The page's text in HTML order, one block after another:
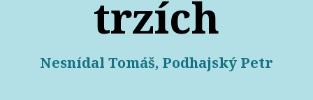
trzích
Nesnídal Tomáš, Podhajský Petr